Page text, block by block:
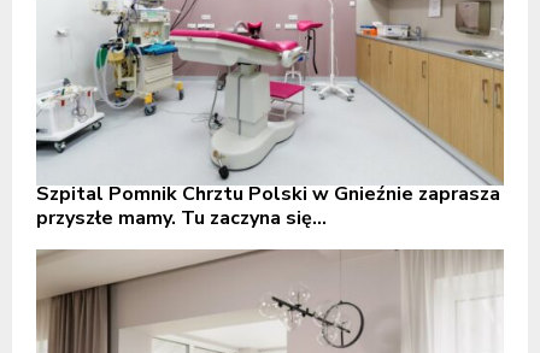
Szpital Pomnik Chrztu Polski w Gnieźnie zaprasza
przyszłe mamy. Tu zaczyna się...